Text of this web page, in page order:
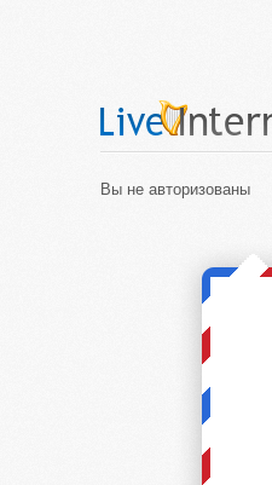
Вы не авторизованы